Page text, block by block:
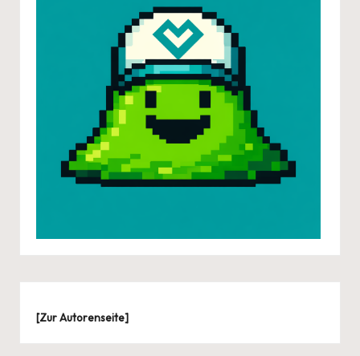
[Zur Autorenseite]